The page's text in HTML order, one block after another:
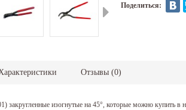
Поделиться:
Отзывы (0)
закругленные изогнутые на 45°, которые можно купить в